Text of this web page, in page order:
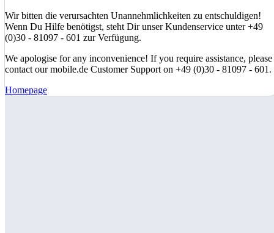
Wir bitten die verursachten Unannehmlichkeiten zu entschuldigen!
Wenn Du Hilfe benötigst, steht Dir unser Kundenservice unter +49
(0)30 - 81097 - 601 zur Verfügung.
We apologise for any inconvenience! If you require assistance, please
contact our mobile.de Customer Support on +49 (0)30 - 81097 - 601.
Homepage